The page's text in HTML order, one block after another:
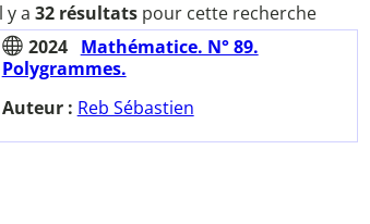
y a 32 résultatspour cette recherche
2024
Mathématice. N° 89.
Polygrammes.
Auteur : Reb Sébastien